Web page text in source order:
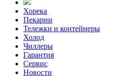
Хорека
Пекарни
Тележки и контейнеры
Холод
Чиллеры
Гарантия
Сервис
Новости